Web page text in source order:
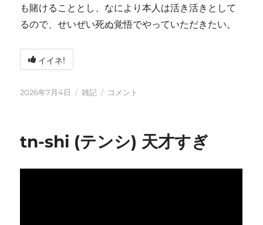
も賭けることとし、なにより本人は活き活きとして
るので、せいぜい死ぬ覚悟でやっていただきたい。
イイネ!
投
2026年7月4日
カ
ー
雑記
い
と
コメント
tn-shi (テンシ) 天才すぎ